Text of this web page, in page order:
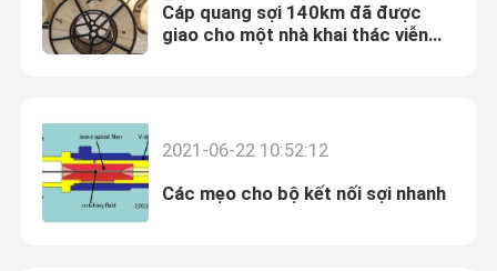
Cáp quang sợi 140km đã được
giao cho một nhà khai thác viễn
2021-06-22 10:52:12
Các mẹo cho bộ kết nối sợi nhanh